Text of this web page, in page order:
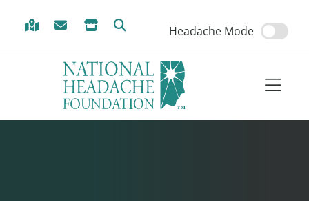
Headache Mode